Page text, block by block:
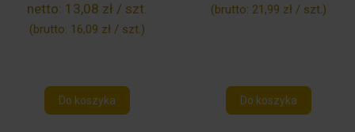
netto: 13,08 zł / szt.
(brutto: 16,09 zł / szt.)
Do koszyka
(brutto: 21,99 zł / szt.)
Do koszyka